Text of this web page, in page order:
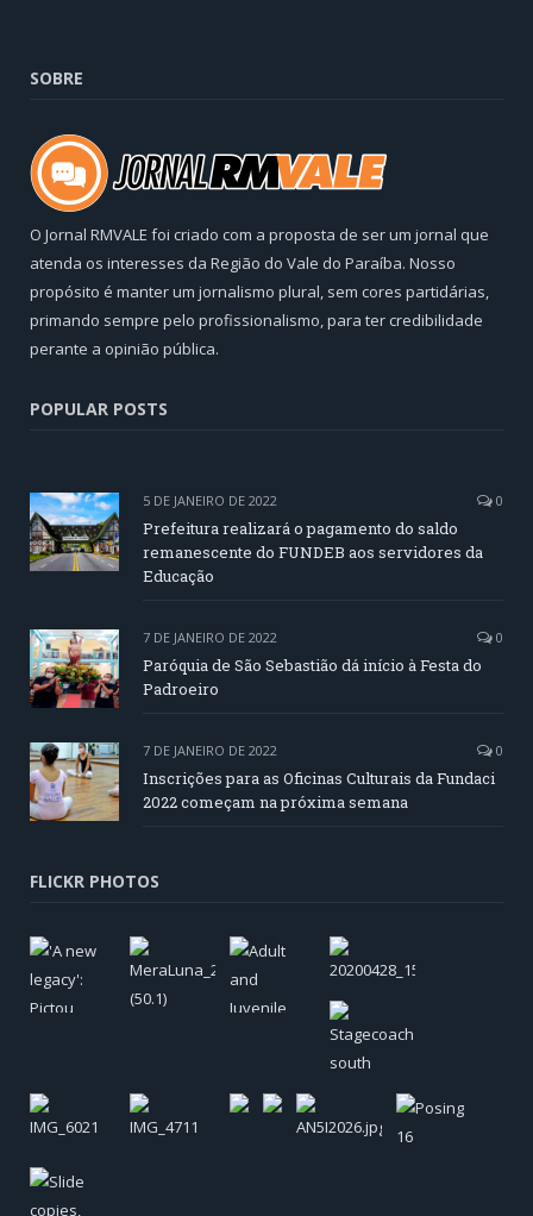
SOBRE
O Jornal RMVALE foi criado com a proposta de ser um jornal que
atenda os interesses da Região do Vale do Paraíba. Nosso
propósito é manter um jornalismo plural, sem cores partidárias,
primando sempre pelo profissionalismo, para ter credibilidade
perante a opinião pública.
POPULAR POSTS
5 DE JANEIRO DE 2022 0
Prefeitura realizará o pagamento do saldo
remanescente do FUNDEB aos servidores da
Educação
7 DE JANEIRO DE 2022 0
Paróquia de São Sebastião dá início à Festa do
Padroeiro
7 DE JANEIRO DE 2022 0
Inscrições para as Oficinas Culturais da Fundaci
2022 começam na próxima semana
FLICKR PHOTOS